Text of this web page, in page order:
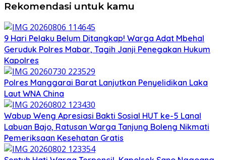
Rekomendasi untuk kamu
9 Hari Pelaku Belum Ditangkap! Warga Adat Mbehal
Geruduk Polres Mabar, Tagih Janji Penegakan Hukum
Kapolres
Polres Manggarai Barat Lanjutkan Penyelidikan Laka
Laut WNA China
Wabup Weng Apresiasi Bakti Sosial HUT ke-5 Lanal
Labuan Bajo, Ratusan Warga Tanjung Boleng Nikmati
Pemeriksaan Kesehatan Gratis